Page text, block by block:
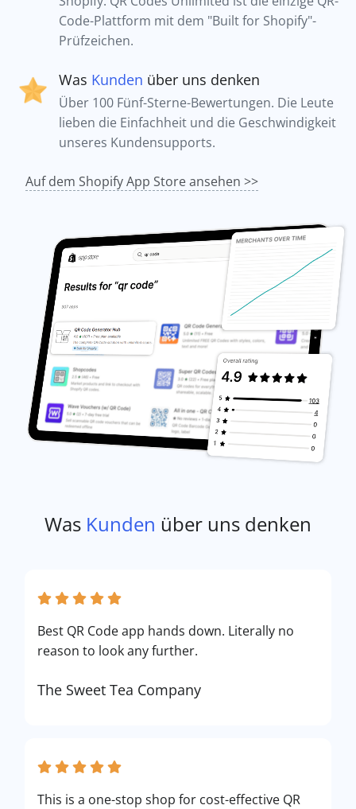
Code-Plattform mit dem "Built for Shopify"-
Prüfzeichen.
Was Kunden über uns denken
Über 100 Fünf-Sterne-Bewertungen. Die Leute
lieben die Einfachheit und die Geschwindigkeit
unseres Kundensupports.
Auf dem Shopify App Store ansehen >>
Was Kunden über uns denken
Best QR Code app hands down. Literally no
reason to look any further.
The Sweet Tea Company
This is a one-stop shop for cost-effective QR